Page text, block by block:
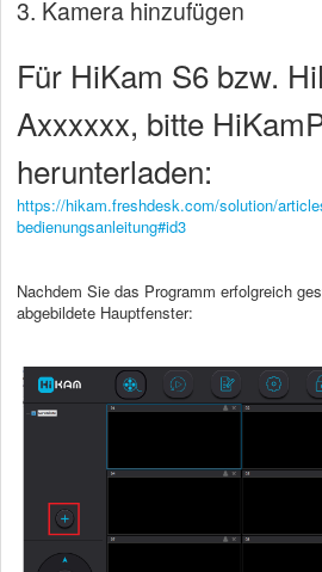
3. Kamera hinzufügen
Für HiKam S6 bzw.
Axxxxxx, bitte
herunterladen:
https://hikam.freshdesk.com/solution/
bedienungsanleitung#id3
Nachdem Sie das Programm erfolgreich
abgebildete Hauptfenster: